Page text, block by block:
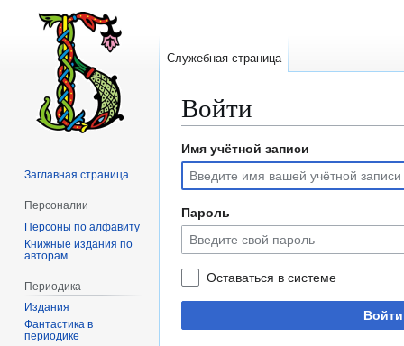
Войти
Перейти
навигации
Перейти
поиску
Имя учётной записи
Пароль
Оставаться в системе
Войти
Служебная страница
Заглавная страница
Персоналии
Персоны по алфавиту
Книжные издания по
авторам
Периодика
Издания
Фантастика в
периодике